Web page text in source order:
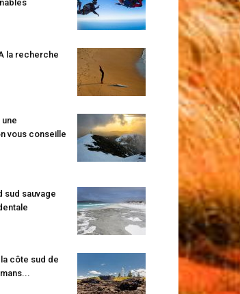
la recherche
vous conseille
sud sauvage
la côte sud de